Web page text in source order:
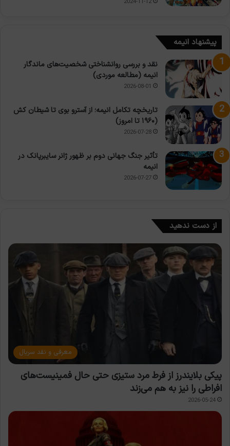
پیشنهاد انیمه
نقد و بررسی روانشناختی شخصیت‌های ماندگار
انیمه (مطالعه موردی)
2026-08-01
تاریخچه تکامل انیمه؛ از آسترو بوی تا شیطان کش
(۱۹۶۰ تا امروز)
2026-07-28
تأثیر جنگ جهانی دوم بر ظهور ژانر سایبرپانک در
انیمه
2026-07-27
از دست ندهید
معرفی و نقد سریال
پیکی بلایندرز از فرط مرد ستیزی حتی حال فمینیست‌های
افراطی را نیز به هم می‌زند
2026-05-24